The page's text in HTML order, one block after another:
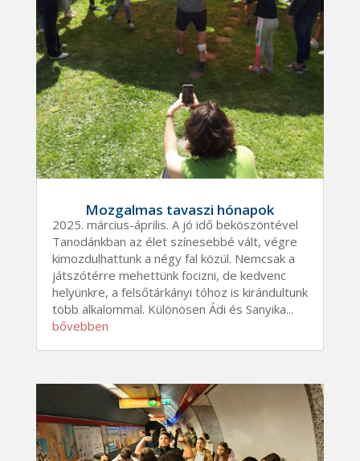
Mozgalmas tavaszi hónapok
2025. március-április. A jó idő beköszöntével
Tanodánkban az élet színesebbé vált, végre
kimozdulhattunk a négy fal közül. Nemcsak a
játszótérre mehettünk focizni, de kedvenc
helyünkre, a felsőtárkányi tóhoz is kirándultunk
több alkalommal. Különösen Ádi és Sanyika...
bővebben